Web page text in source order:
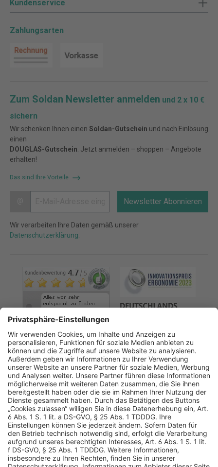
Kundenservice
Zahlungsarten
Zum Soldan Newsletter anmelden und 2 x 10 €
sichern
Wir schenken Ihnen einen Soldan-Gutschein und nach Einlösung
einen
DOUGLAS-Gutschein . Jetzt anmelden – shoppen – Angebote
erhalten!
Das sind Ihre Vorteile
Newsletter Abonnieren
Wir verarbeiten Ihre Daten gemäß unserer
Datenschutzerklärung
AGB Datenschutz
Impressum
Sicherheitshinweis
Compliance